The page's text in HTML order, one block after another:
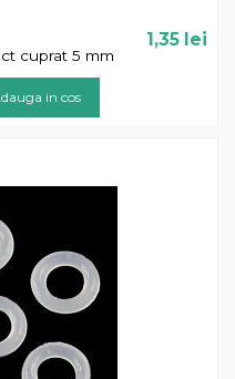
cuprat 5 mm
1,35 lei
in cos